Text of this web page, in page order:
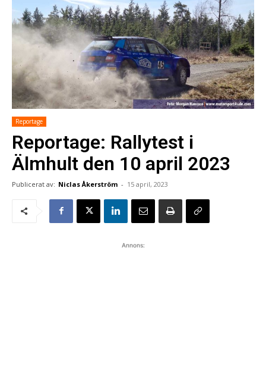
Reportage
Reportage: Rallytest i
Älmhult den 10 april 2023
Publicerat av: Niclas Åkerström - 15 april, 2023
Annons: